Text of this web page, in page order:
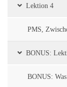
Lektion 4
PMS,
BONUS:
BONUS: